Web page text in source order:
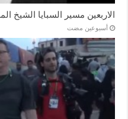
الاربعين مسير السبايا الشيخ
‏أسبوعين مضت